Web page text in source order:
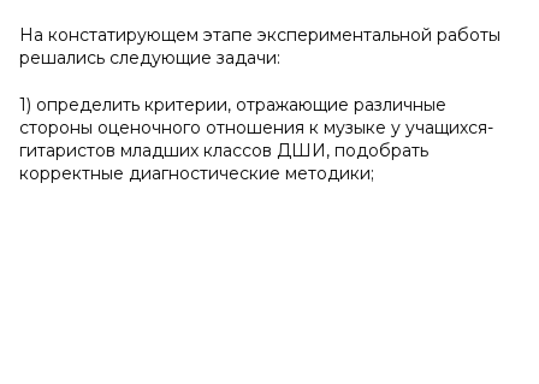
На констатирующем этапе экспериментальной работы
решались следующие задачи:
1) определить критерии, отражающие различные
стороны оценочного отношения к музыке у учащихся-
гитаристов младших классов ДШИ, подобрать
корректные диагностические методики;